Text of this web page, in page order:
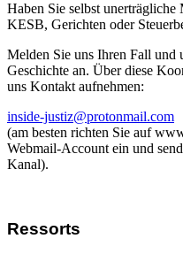
Haben Sie selbst unerträgliche
KESB, Gerichten oder
Melden Sie uns Ihren Fall und
Geschichte an. Über diese
uns Kontakt aufnehmen:
inside-justiz@protonmail.com
(am besten richten Sie auf
Webmail-Account ein und
Kanal).
Ressorts